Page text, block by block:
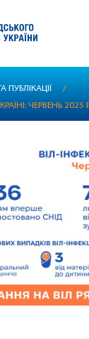
/
ЧЕРВЕНЬ 2025